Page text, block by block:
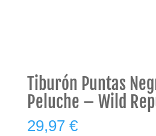
Tiburón Puntas
Peluche – Wild
29,97 €